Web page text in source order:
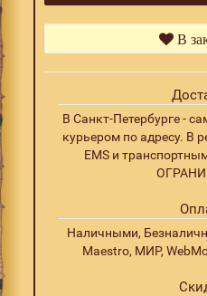
В
В Санкт-Петербурге -
курьером по адресу. В
EMS и
Наличными,
Maestro, МИР,